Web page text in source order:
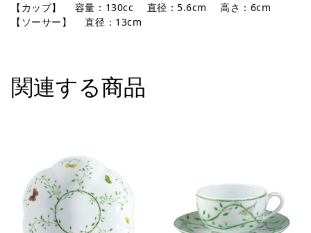
【カップ】 容量：130cc 直径：5.6cm 高さ：6cm
【ソーサー】 直径：13cm
関連する商品